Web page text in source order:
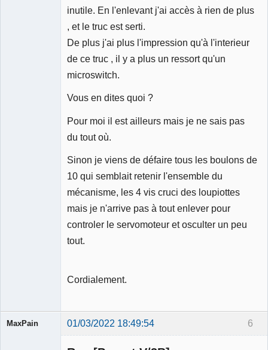
inutile. En l'enlevant j'ai accès à rien de plus
, et le truc est serti.
De plus j'ai plus l'impression qu'à l'interieur
de ce truc , il y a plus un ressort qu'un
microswitch.
Vous en dites quoi ?
Pour moi il est ailleurs mais je ne sais pas
du tout où.
Sinon je viens de défaire tous les boulons de
10 qui semblait retenir l'ensemble du
mécanisme, les 4 vis cruci des loupiottes
mais je n'arrive pas à tout enlever pour
controler le servomoteur et osculter un peu
tout.
Cordialement.
6
MaxPain 01/03/2022 18:49:54